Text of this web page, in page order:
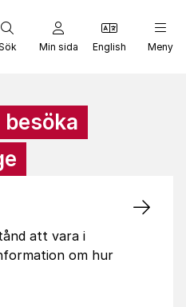
Sök Min sida English Meny
besöka
att vara i
om hur